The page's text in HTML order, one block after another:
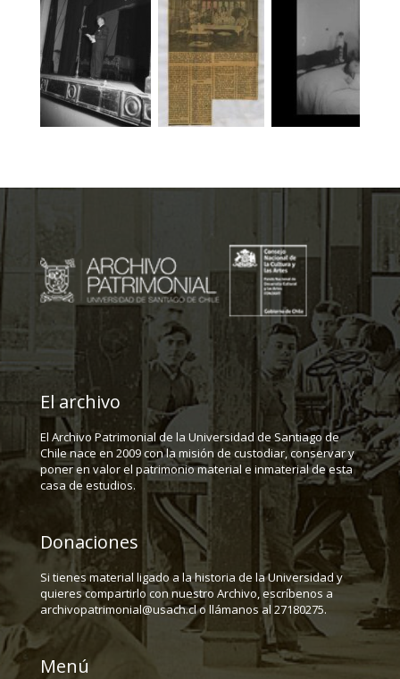
El archivo
El Archivo Patrimonial de la Universidad de Santiago de
Chile nace en 2009 con la misión de custodiar, conservar y
poner en valor el patrimonio material e inmaterial de esta
casa de estudios.
Donaciones
Si tienes material ligado a la historia de la Universidad y
quieres compartirlo con nuestro Archivo, escríbenos a
archivopatrimonial@usach.cl o llámanos al 27180275.
Menú